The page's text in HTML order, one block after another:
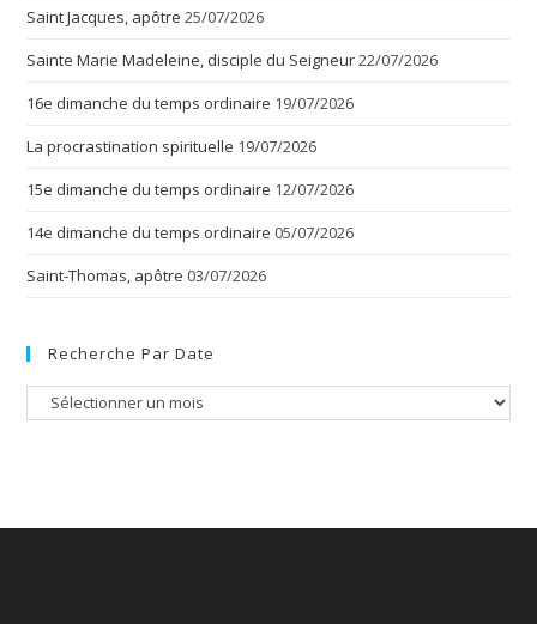
Saint Jacques, apôtre 25/07/2026
Sainte Marie Madeleine, disciple du Seigneur22/07/2026
16e dimanche du temps ordinaire 19/07/2026
La procrastination spirituelle 19/07/2026
15e dimanche du temps ordinaire 12/07/2026
14e dimanche du temps ordinaire 05/07/2026
Saint-Thomas, apôtre 03/07/2026
Recherche Par Date
Recherche